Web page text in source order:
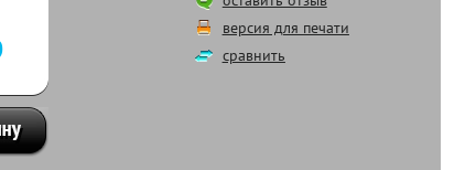
версия для печати
сравнить